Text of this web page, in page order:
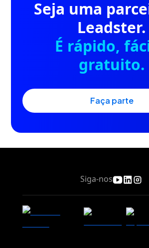
Seja uma
Leadster.
É rápido,
gratuito.
faça parte
Siga-nos